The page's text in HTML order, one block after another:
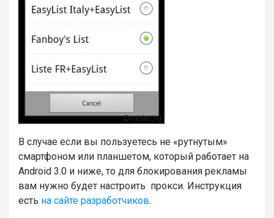
В случае если вы пользуетесь не «рутнутым»
смартфоном или планшетом, который работает на
Android 3.0 и ниже, то для блокирования рекламы
вам нужно будет настроить прокси. Инструкция
есть на сайте разработчиков.